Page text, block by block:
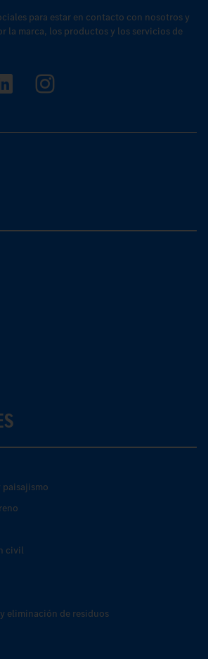
para estar en contacto con nosotros y
la marca, los productos y los servicios de
civil
eliminación de residuos